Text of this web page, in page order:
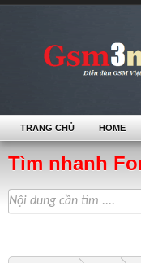
Tìm nhanh
TRANG CHỦ HOME